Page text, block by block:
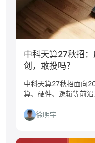
中科天算27秋招
创，敢投吗？
中科天算27秋招面向
算、硬件、逻辑等前
备。徐明宇